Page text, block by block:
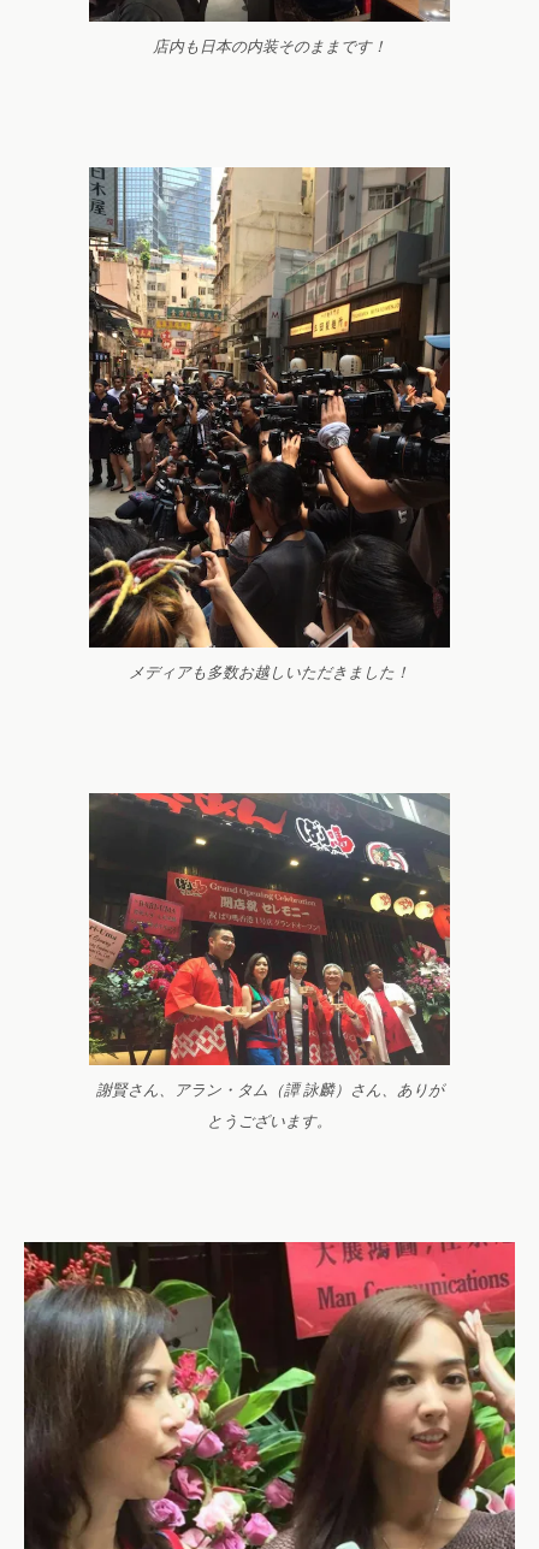
店内も日本の内装そのままです！
メディアも多数お越しいただきました！
謝賢さん、アラン・タム（譚 詠麟）さん、ありが
とうございます。